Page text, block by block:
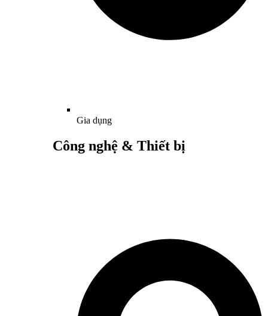
Gia dụng
Công nghệ & Thiết bị